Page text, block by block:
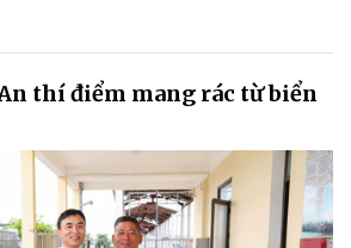
thí điểm mang rác từ biển